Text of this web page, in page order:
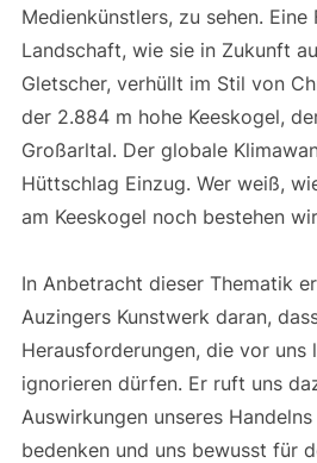
Medienkünstlers, zu sehen.
Landschaft, wie sie in Zukunft
Gletscher, verhüllt im Stil von
der 2.884 m hohe Keeskogel,
Großarltal. Der globale
Hüttschlag Einzug. Wer weiß,
am Keeskogel noch bestehen
In Anbetracht dieser Thematik
Auzingers Kunstwerk daran,
Herausforderungen, die vor uns
ignorieren dürfen. Er ruft uns
Auswirkungen unseres
bedenken und uns bewusst für